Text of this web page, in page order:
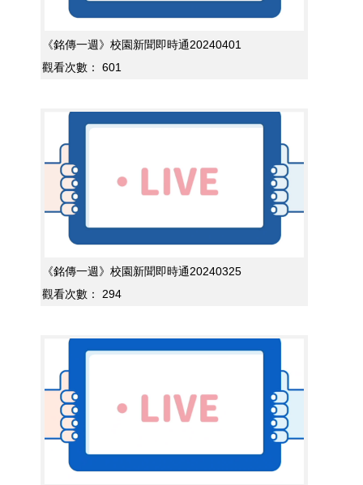
《銘傳一週》校園新聞即時通20240401
觀看次數：
601
《銘傳一週》校園新聞即時通20240325
觀看次數：
294